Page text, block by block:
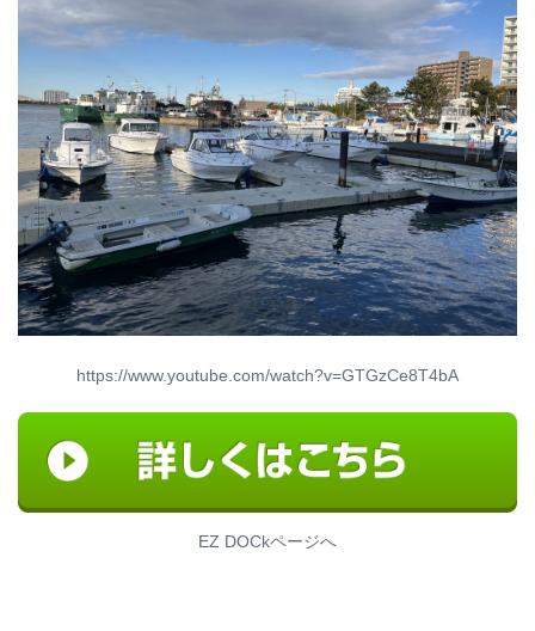
https://www.youtube.com/watch?v=GTGzCe8T4bA
EZ DOCkページへ